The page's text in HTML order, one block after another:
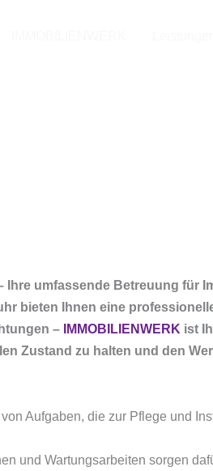
umfassende Betreuung für
bieten Ihnen eine
–
IMMOBILIENWERK ist
Zustand zu halten und den
Aufgaben, die zur Pflege und
und Wartungsarbeiten sorgen